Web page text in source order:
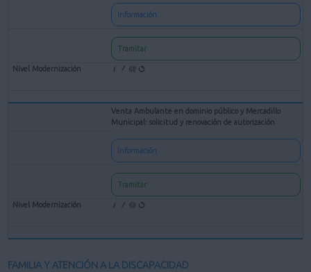
Información
Tramitar
Venta Ambulante en dominio público y Mercadillo
Municipal: solicitud y renovación de autorización
Información
Tramitar
FAMILIA Y ATENCIÓN A LA DISCAPACIDAD